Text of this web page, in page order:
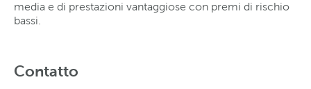
media e di prestazioni vantaggiose con premi di rischio
bassi.
Contatto